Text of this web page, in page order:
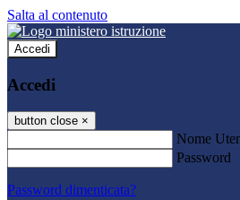
Salta al contenuto
Accedi
Accedi
button close ×
Nome
Password
Password dimenticata?